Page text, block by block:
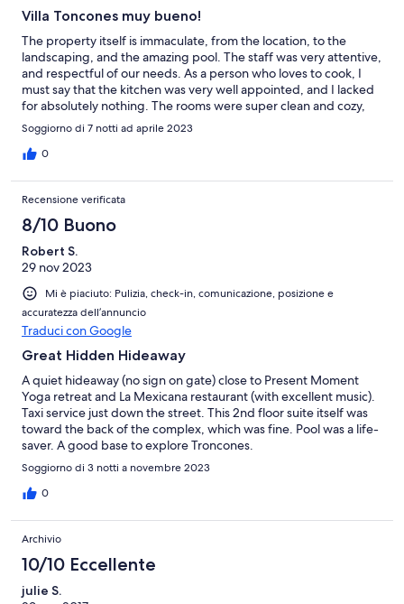
Villa Toncones muy bueno!
The property itself is immaculate, from the location, to the
landscaping, and the amazing pool. The staff was very attentive,
and respectful of our needs. As a person who loves to cook, I
must say that the kitchen was very well appointed, and I lacked
for absolutely nothing. The rooms were super clean and cozy,
and the a/c was a welcome relief. I cannot recommend Villas
Troncones more highly.
Soggiorno di 7 notti ad aprile 2023
0
Recensione verificata
8/10 Buono
Robert S.
29 nov 2023
Mi è piaciuto: Pulizia, check-in, comunicazione, posizione e
accuratezza dell’annuncio
Traduci con Google
Great Hidden Hideaway
A quiet hideaway (no sign on gate) close to Present Moment
Yoga retreat and La Mexicana restaurant (with excellent music).
Taxi service just down the street. This 2nd floor suite itself was
toward the back of the complex, which was fine. Pool was a life-
saver. A good base to explore Troncones.
Soggiorno di 3 notti a novembre 2023
0
Archivio
10/10 Eccellente
julie S.